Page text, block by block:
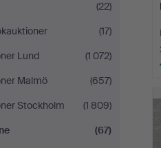
(22)
(17)
Lund
(1 072)
Malmö
(657)
Stockholm
(1 809)
(67)